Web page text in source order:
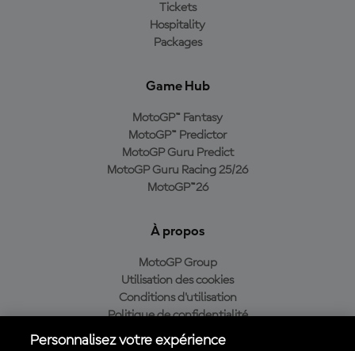
Tickets
Hospitality
Packages
Game Hub
MotoGP™ Fantasy
MotoGP™ Predictor
MotoGP Guru Predict
MotoGP Guru Racing 25/26
MotoGP™26
À propos
MotoGP Group
Utilisation des cookies
Conditions d'utilisation
Politique de confidentialité
Politique d’achat
Personnalisez votre expérience